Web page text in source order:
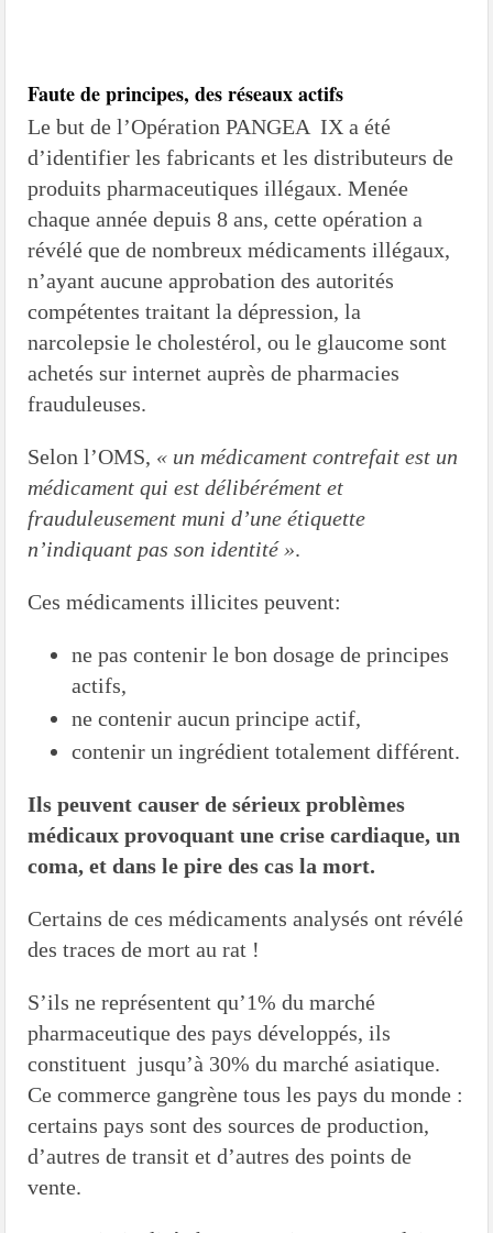
Faute de principes, des réseaux actifs
Le but de l’Opération PANGEA IX a été
d’identifier les fabricants et les distributeurs de
produits pharmaceutiques illégaux. Menée
chaque année depuis 8 ans, cette opération a
révélé que de nombreux médicaments illégaux,
n’ayant aucune approbation des autorités
compétentes traitant la dépression, la
narcolepsie le cholestérol, ou le glaucome sont
achetés sur internet auprès de pharmacies
frauduleuses.
Selon l’OMS, « un médicament contrefait est un
médicament qui est délibérément et
frauduleusement muni d’une étiquette
n’indiquant pas son identité ».
Ces médicaments illicites peuvent:
ne pas contenir le bon dosage de principes
actifs,
ne contenir aucun principe actif,
contenir un ingrédient totalement différent.
Ils peuvent causer de sérieux problèmes
médicaux provoquant une crise cardiaque, un
coma, et dans le pire des cas la mort.
Certains de ces médicaments analysés ont révélé
des traces de mort au rat !
S’ils ne représentent qu’1% du marché
pharmaceutique des pays développés, ils
constituent jusqu’à 30% du marché asiatique.
Ce commerce gangrène tous les pays du monde :
certains pays sont des sources de production,
d’autres de transit et d’autres des points de
vente.